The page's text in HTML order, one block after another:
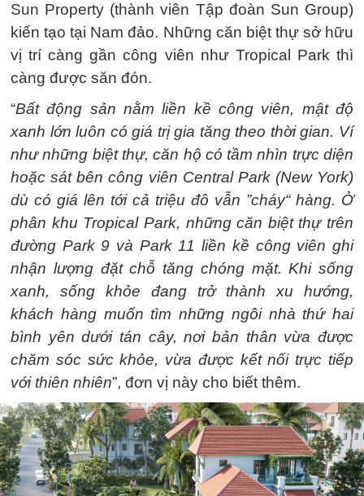
Sun Property (thành viên Tập đoàn Sun Group)
kiến tạo tại Nam đảo. Những căn biệt thự sở hữu
vị trí càng gần công viên như Tropical Park thì
càng được săn đón.
“Bất động sản nằm liền kề công viên, mật độ
xanh lớn luôn có giá trị gia tăng theo thời gian. Ví
như những biệt thự, căn hộ có tầm nhìn trực diện
hoặc sát bên công viên Central Park (New York)
dù có giá lên tới cả triệu đô vẫn ”cháy“ hàng. Ở
phân khu Tropical Park, những căn biệt thự trên
đường Park 9 và Park 11 liền kề công viên ghi
nhận lượng đặt chỗ tăng chóng mặt. Khi sống
xanh, sống khỏe đang trở thành xu hướng,
khách hàng muốn tìm những ngôi nhà thứ hai
bình yên dưới tán cây, nơi bản thân vừa được
chăm sóc sức khỏe, vừa được kết nối trực tiếp
với thiên nhiên”, đơn vị này cho biết thêm.